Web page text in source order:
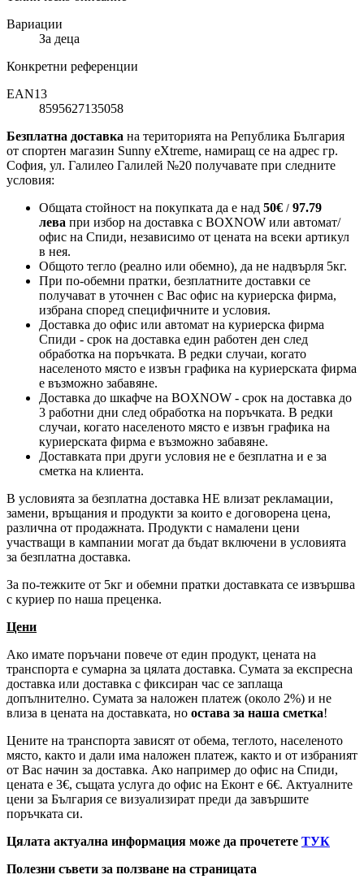
Вариации
За деца
Конкретни референции
EAN13
8595627135058
Безплатна доставка на територията на Република България
от спортен магазин Sunny eXtreme, намиращ се на адрес гр.
София, ул. Галилео Галилей №20 получавате при следните
условия:
Общата стойност на покупката да е над 50€ / 97.79
лева при избор на доставка с BOXNOW или автомат/
офис на Спиди, независимо от цената на всеки артикул
в нея.
Общото тегло (реално или обемно), да не надвърля 5кг.
При по-обемни пратки, безплатните доставки се
получават в уточнен с Вас офис на куриерска фирма,
избрана според специфичните и условия.
Доставка до офис или автомат на куриерска фирма
Спиди - срок на доставка един работен ден след
обработка на поръчката. В редки случаи, когато
населеното място е извън графика на куриерската фирма
е възможно забавяне.
Доставка до шкафче на BOXNOW - срок на доставка до
3 работни дни след обработка на поръчката. В редки
случаи, когато населеното място е извън графика на
куриерската фирма е възможно забавяне.
Доставката при други условия не е безплатна и е за
сметка на клиента.
В условията за безплатна доставка НЕ влизат рекламации,
замени, връщания и продукти за които е договорена цена,
различна от продажната. Продукти с намалени цени
участващи в кампании могат да бъдат включени в условията
за безплатна доставка.
За по-тежките от 5кг и обемни пратки доставката се извършва
с куриер по наша преценка.
Цени
Ако имате поръчани повече от един продукт, цената на
транспорта е сумарна за цялата доставка. Сумата за експресна
доставка или доставка с фиксиран час се заплаща
допълнително. Сумата за наложен платеж (около 2%) и не
влиза в цената на доставката, но остава за наша сметка!
Цените на транспорта зависят от обема, теглото, населеното
място, както и дали има наложен платеж, както и от избраният
от Вас начин за доставка. Ако например до офис на Спиди,
цената е 3€, същата услуга до офис на Еконт е 6€. Актуалните
цени за България се визуализират преди да завършите
поръчката си.
Цялата актуална информация може да прочетете ТУК
Полезни съвети за ползване на страницата